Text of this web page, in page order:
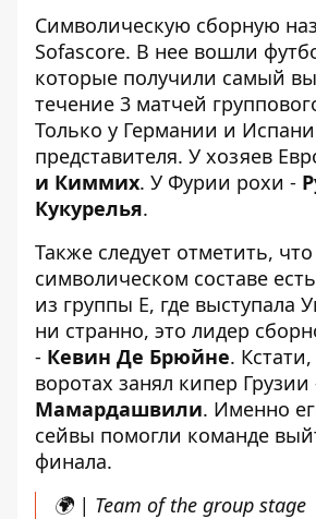
Символическую сборную
Sofascore. В нее вошли
которые получили самый
течение 3 матчей
Только у Германии и
представителя. У хозяев
и Киммих. У Фурии рохи -
Кукурелья.
Также следует отметить,
символическом составе
из группы Е, где выступала
ни странно, это лидер
- Кевин Де Брюйне.
воротах занял кипер Грузии
Мамардашвили. Именно
сейвы помогли команде
финала.
🌍 | Team of the group stage